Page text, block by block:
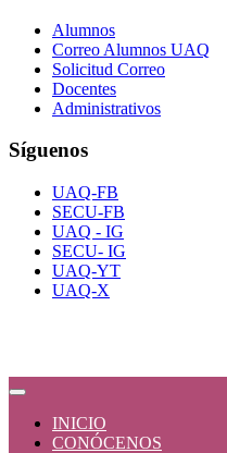
Alumnos
Correo Alumnos UAQ
Solicitud Correo
Docentes
Administrativos
Síguenos
UAQ-FB
SECU-FB
UAQ - IG
SECU- IG
UAQ-YT
UAQ-X
INICIO
CONÓCENOS